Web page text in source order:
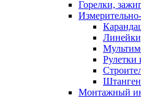
Горелки,
Рулетки
Монтажный